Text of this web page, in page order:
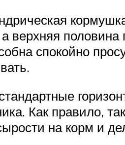
спокойно
Как правило,
на корм и